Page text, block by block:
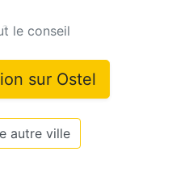
le conseil
sur Ostel
autre ville